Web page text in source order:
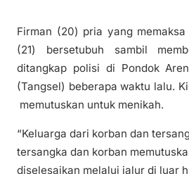
Firman (20) pria yang
(21) bersetubuh sambil
ditangkap polisi di Pondok
(Tangsel) beberapa waktu lalu.
memutuskan untuk menikah.
“Keluarga dari korban dan
tersangka dan korban
diselesaikan melalui jalur di luar